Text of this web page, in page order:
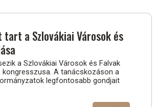
tart a Szlovákiai Városok és
a Szlovákiai Városok és Falvak
kongresszusa. A tanácskozáson a
legfontosabb gondjait